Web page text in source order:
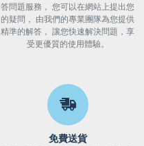
答問題服務， 您可以在網站上提出您
的疑問， 由我們的專業團隊為您提供
精準的解答， 讓您快速解決問題，享
受更優質的使用體驗。
免費送貨